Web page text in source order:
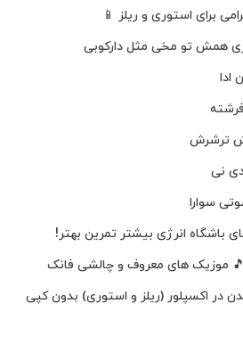
برای استوری و ریلز 📱
همش تو مخی مثل دارکوبی
ادا
ترشرش
نی
سوارا
باشگاه انرژی بیشتر تمرین بهتر!
🎵 موزیک‌ های معروف و چالشی فانک
در اکسپلور (ریلز و استوری) بدون کپی